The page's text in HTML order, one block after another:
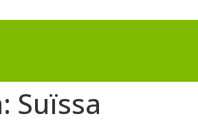
Suïssa